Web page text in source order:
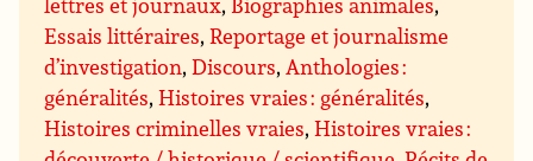
Essais littéraires,Reportage et journalisme
d’investigation,Discours,Anthologies :
généralités,Histoires vraies : généralités,
Histoires criminelles vraies,Histoires vraies :